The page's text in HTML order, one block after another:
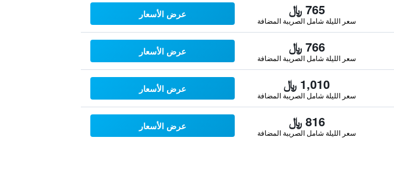
765 ﷼
سعر الليلة شامل الصريبة المضافة
عرض الأسعار
766 ﷼
سعر الليلة شامل الصريبة المضافة
عرض الأسعار
1,010 ﷼
سعر الليلة شامل الصريبة المضافة
عرض الأسعار
816 ﷼
سعر الليلة شامل الصريبة المضافة
عرض الأسعار